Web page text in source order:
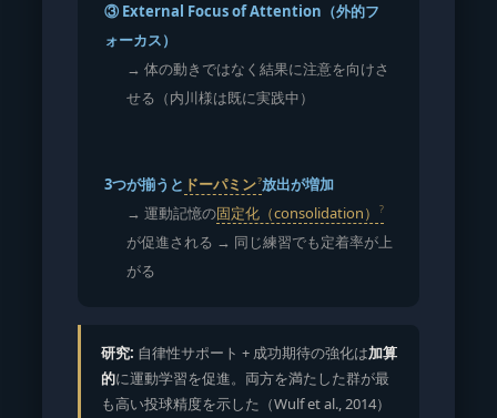
③ External Focus of Attention（外的フ
ォーカス）
→ 体の動きではなく結果に注意を向けさ
せる（内川様は既に実践中）
3つが揃うと ドーパミン 放出が増加
→ 運動記憶の固定化（consolidation）
が促進される → 同じ練習でも定着率が上
がる
研究: 自律性サポート + 成功期待の強化は加算
的に運動学習を促進。両方を満たした群が最
も高い投球精度を示した（Wulf et al., 2014）